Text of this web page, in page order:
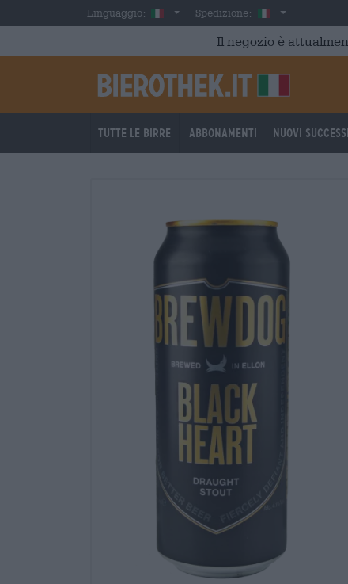
Skip to main contentLinguaggio: ItalianSpedizione: Italia
Il negozio è
Tutte le birre Abbonamenti Nuovi successi